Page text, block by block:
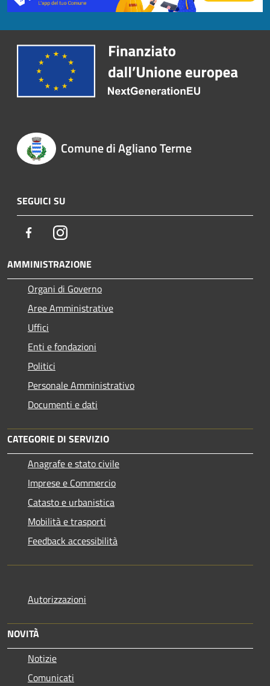
Comune di Agliano Terme
SEGUICI SU
FacebookInstagram
AMMINISTRAZIONE
Organi di Governo
Aree Amministrative
Uffici
Enti e fondazioni
Politici
Personale Amministrativo
Documenti e dati
CATEGORIE DI SERVIZIO
Anagrafe e stato civile
Imprese e Commercio
Catasto e urbanistica
Mobilità e trasporti
Feedback accessibilità
Autorizzazioni
NOVITÀ
Notizie
Comunicati